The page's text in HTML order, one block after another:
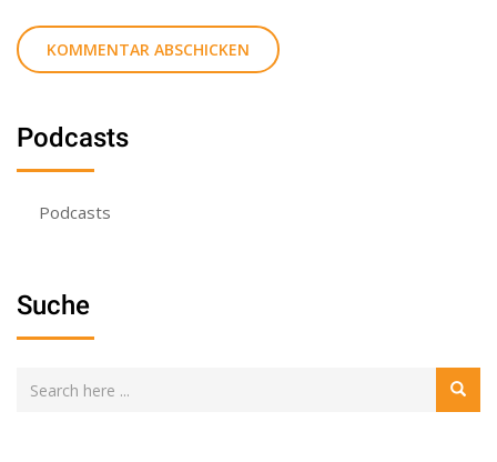
Podcasts
Podcasts
Suche